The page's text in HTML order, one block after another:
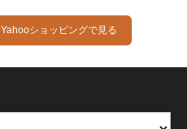
Yahooショッピングで見る